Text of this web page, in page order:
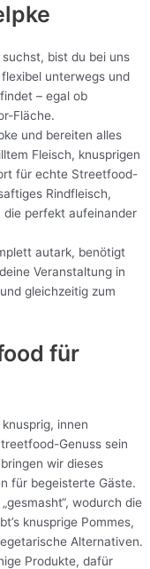
bist du bei uns
unterwegs und
– egal ob
Fläche.
und bereiten alles
Fleisch, knusprigen
für echte Streetfood-
Rindfleisch,
perfekt aufeinander
autark, benötigt
Veranstaltung in
gleichzeitig zum
für
innen
Genuss sein
wir dieses
für begeisterte Gäste.
wodurch die
knusprige Pommes,
Alternativen.
Produkte, dafür